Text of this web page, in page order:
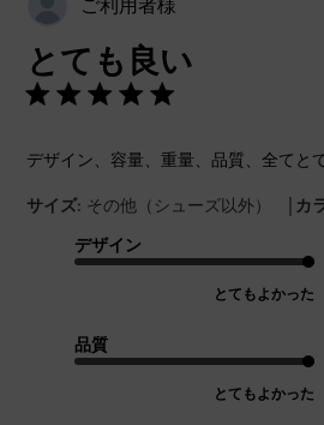
ご利用者様
とても良い
デザイン、容量、重量、品質、全てと
サイズ: その他（シューズ以外） | カ
デザイン
とてもよかった
品質
とてもよかった